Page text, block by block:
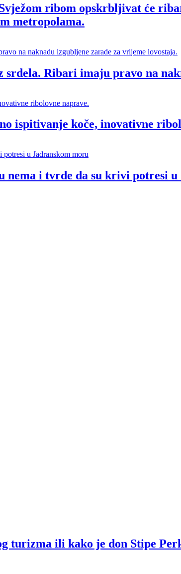
ribom opskrbljivat će
metropolama.
srdela. Ribari imaju pravo na
ispitivanje koče, inovativne
nema i tvrde da su krivi potresi
turizma ili kako je don Stipe